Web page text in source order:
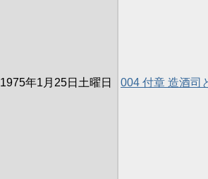
1975年1月25日土曜日 004 付章 造酒司